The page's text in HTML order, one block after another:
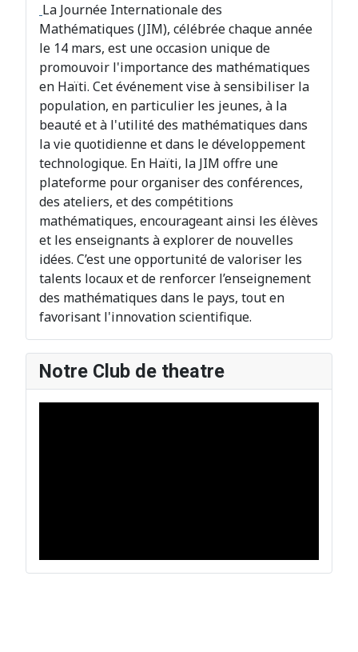
La Journée Internationale des
Mathématiques (JIM), célébrée chaque année
le 14 mars, est une occasion unique de
promouvoir l'importance des mathématiques
en Haïti. Cet événement vise à sensibiliser la
population, en particulier les jeunes, à la
beauté et à l'utilité des mathématiques dans
la vie quotidienne et dans le développement
technologique. En Haïti, la JIM offre une
plateforme pour organiser des conférences,
des ateliers, et des compétitions
mathématiques, encourageant ainsi les élèves
et les enseignants à explorer de nouvelles
idées. C’est une opportunité de valoriser les
talents locaux et de renforcer l’enseignement
des mathématiques dans le pays, tout en
favorisant l'innovation scientifique.
Notre Club de theatre